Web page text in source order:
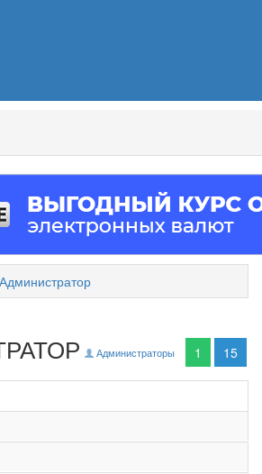
Администратор
Администраторы 1 15